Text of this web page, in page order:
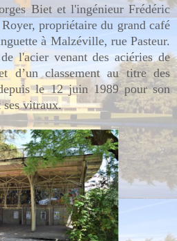
Biet et l'ingénieur Frédéric
propriétaire du grand café
à Malzéville, rue Pasteur.
l'acier venant des aciéries de
d’un classement au titre des
le 12 juin 1989 pour son
ses vitraux.